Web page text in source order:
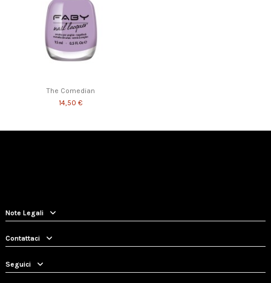
The Comedian
14,50 €
Note Legali
Contattaci
Seguici